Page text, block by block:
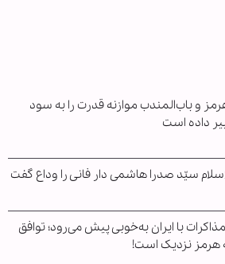
و باب‌المندب موازنه قدرت را به سود
داده است
سیّد صدرا هاشمی دار فانی را وداع گفت
با ایران به‌خوبی پیش می‌رود؛ توافق
هرمز نزدیک است!